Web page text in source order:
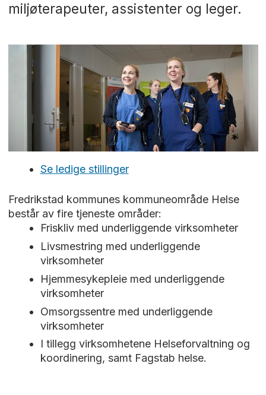
miljøterapeuter, assistenter og leger.
Se ledige stillinger
Fredrikstad kommunes kommuneområde Helse
består av fire tjeneste områder:
Friskliv med underliggende virksomheter
Livsmestring med underliggende
virksomheter
Hjemmesykepleie med underliggende
virksomheter
Omsorgssentre med underliggende
virksomheter
I tillegg virksomhetene Helseforvaltning og
koordinering, samt Fagstab helse.